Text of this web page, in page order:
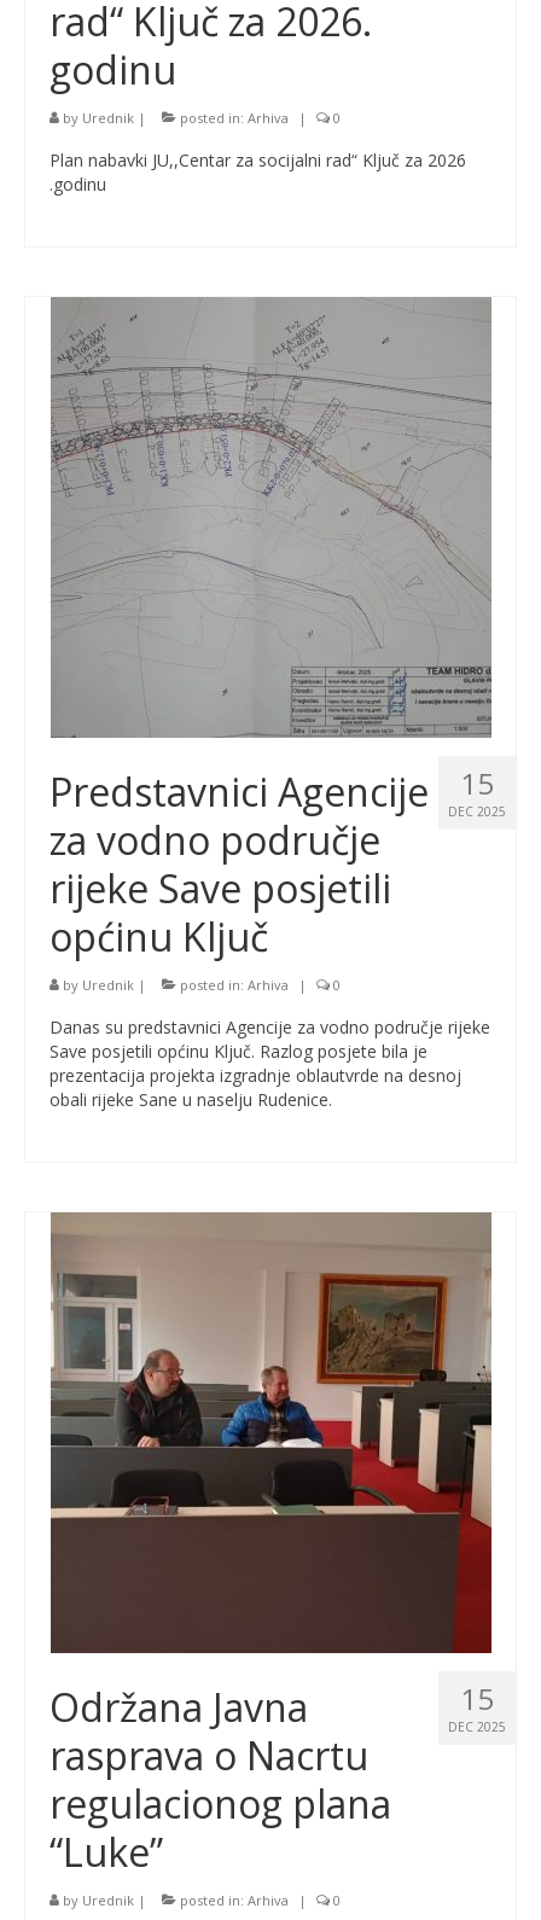
rad“ Ključ za 2026.
godinu
by Urednik | posted in: Arhiva | 0
Plan nabavki JU,,Centar za socijalni rad“ Ključ za 2026
.godinu
15
DEC 2025
Predstavnici Agencije
za vodno područje
rijeke Save posjetili
općinu Ključ
by Urednik | posted in: Arhiva | 0
Danas su predstavnici Agencije za vodno područje rijeke
Save posjetili općinu Ključ. Razlog posjete bila je
prezentacija projekta izgradnje oblautvrde na desnoj
obali rijeke Sane u naselju Rudenice.
15
DEC 2025
Održana Javna
rasprava o Nacrtu
regulacionog plana
“Luke”
by Urednik | posted in: Arhiva | 0